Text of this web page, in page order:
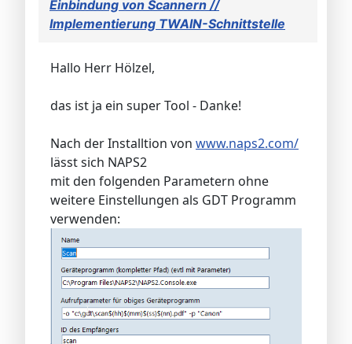
Einbindung von Scannern //
Implementierung TWAIN-Schnittstelle
Hallo Herr Hölzel,
das ist ja ein super Tool - Danke!
Nach der Installtion von www.naps2.com/
lässt sich NAPS2
mit den folgenden Parametern ohne
weitere Einstellungen als GDT Programm
verwenden: